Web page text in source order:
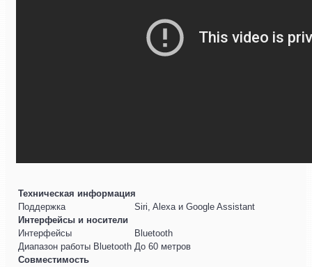
Техническая информация
Поддержка
Siri, Alexa и Google Assistant
Интерфейсы и носители
Интерфейсы
Bluetooth
Диапазон работы Bluetooth До 60 метров
Совместимость